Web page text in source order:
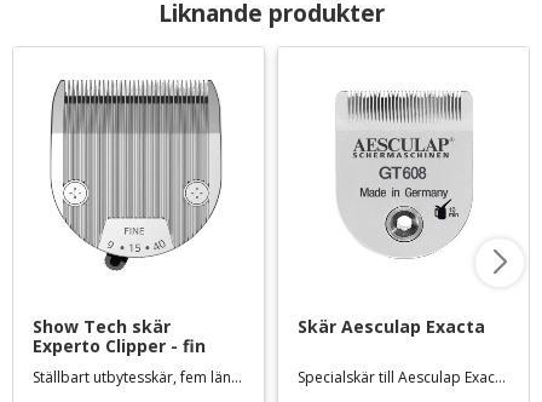
Liknande produkter
Show Tech skär
Experto Clipper - fin
Ställbart utbytesskär, fem längder 0,25-2 mm
Skär Aesculap Exacta
Specialskär till Aesculap Exacta